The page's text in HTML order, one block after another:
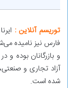
توریسم آنلاین :
فارس نیز نامیده
و بازرگانان بوده و
آزاد تجاری و
شده است.